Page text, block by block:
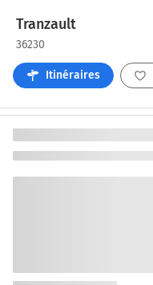
Tranzault
36230
Itinéraires